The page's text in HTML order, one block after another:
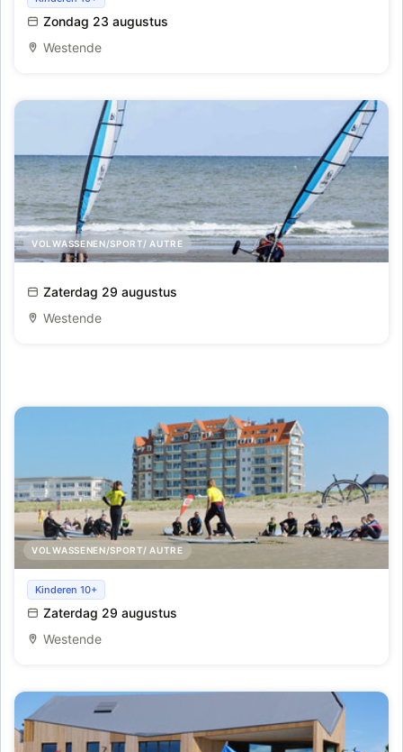
Zondag 23 augustus
Westende
VOLWASSENEN/SPORT/ AUTRE
Initiaties zeilwagenrijden
Zaterdag 29 augustus
Westende
VOLWASSENEN/SPORT/ AUTRE
Initiatie golfsurfen te Westende
Kinderen 10+
Zaterdag 29 augustus
Westende